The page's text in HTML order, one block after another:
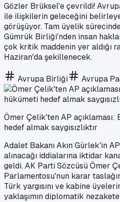
Gözler Brüksel'e çevrildi!
ile ilişkilerin geleceğini
görüşüyor. Tam üyelik
Gümrük Birliği'nden insan
çok kritik maddenin yer aldığı
Haziran'da şekillenecek.
Avrupa Birliği Avrupa
Ömer Çelik'ten AP
hedef almak saygısızlıktır
Adalet Bakanı Akın Gürlek'in
alınacağı iddialarına iktidar
geldi. AK Parti Sözcüsü Ömer
Parlamentosu'nun karar
Türk yargısını ve kabine
yaklaşımın diplomatik nezakete